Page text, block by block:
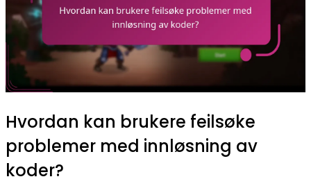
Hvordan kan brukere feilsøke
problemer med innløsning av
koder?